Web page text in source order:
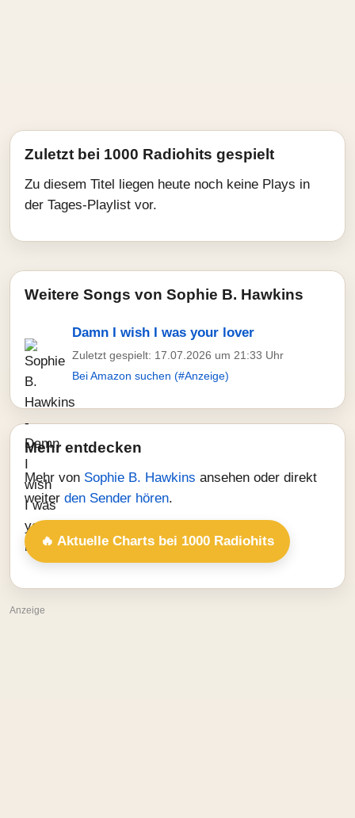
Zuletzt bei 1000 Radiohits gespielt
Zu diesem Titel liegen heute noch keine Plays in
der Tages-Playlist vor.
Weitere Songs von Sophie B. Hawkins
Damn I wish I was your lover
Zuletzt gespielt: 17.07.2026 um 21:33 Uhr
Bei Amazon suchen (#Anzeige)
Mehr entdecken
Mehr von Sophie B. Hawkins ansehen oder direkt
weiter den Sender hören.
🔥 Aktuelle Charts bei 1000 Radiohits
Anzeige